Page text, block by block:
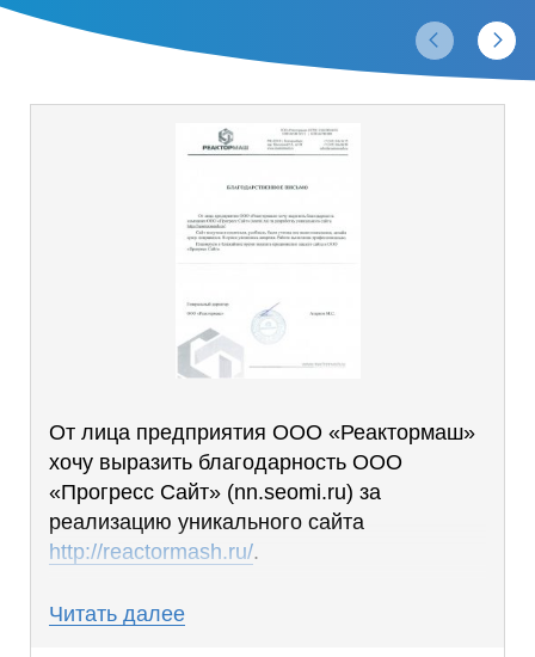
От лица предприятия ООО «Реактормаш»
хочу выразить благодарность ООО
«Прогресс Сайт» (nn.seomi.ru) за
реализацию уникального сайта
http://reactormash.ru/.
Сайт получился понятным, удобным, были
учтены все наши пожелания, дизайн сразу
Читать далее